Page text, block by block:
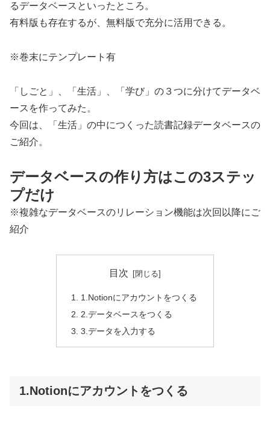
るデータベースといったところ。
有料版も存在するが、無料版で充分に活用できる。
※巻末にテンプレート有
「しごと」、「生活」、「学び」の３つに分けてデータベ
ースを作ってみた。
今回は、「生活」の中につくった読書記録データベースの
ご紹介。
データベースの作り方はこの3ステッ
プだけ
※複雑なデータベースのリレーション機能は次回以降にご
紹介
目次
1.Notionにアカウントをつくる
2.データベースをつくる
3.データを入力する
1.Notionにアカウントをつくる